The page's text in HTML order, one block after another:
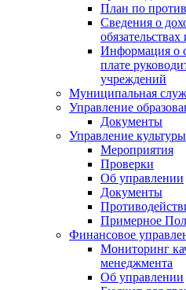
План по
Сведения о
Информация о
плате
учреждений
Муниципальная
Управление
Документы
Управление культуры
Мероприятия
Проверки
Об управлении
Документы
Примерное
Финансовое
Мониторинг
менеджмента
Об управлении